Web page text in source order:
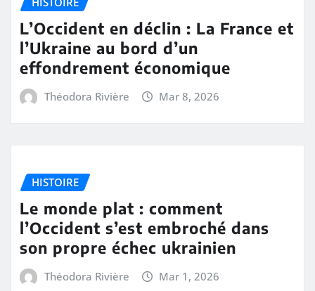
L’Occident en déclin : La France et
l’Ukraine au bord d’un
effondrement économique
Théodora Rivière Mar 8, 2026
HISTOIRE
Le monde plat : comment
l’Occident s’est embroché dans
son propre échec ukrainien
Théodora Rivière Mar 1, 2026